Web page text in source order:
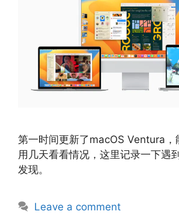
第一时间更新了macOS Ventura，
用几天看看情况，这里记录一下遇
发现。
Leave a comment